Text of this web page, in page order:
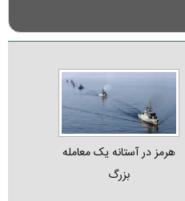
هرمز در آستانه یک معامله
بزرگ